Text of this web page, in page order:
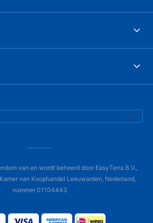
van en wordt beheerd door EasyTerra B.V.,
van Koophandel Leeuwarden, Nederland,
nummer 01104443